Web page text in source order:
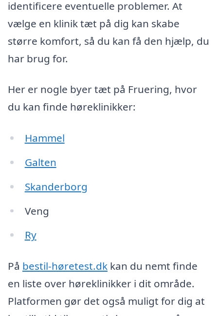
identificere eventuelle problemer. At
vælge en klinik tæt på dig kan skabe
større komfort, så du kan få den hjælp, du
har brug for.
Her er nogle byer tæt på Fruering, hvor
du kan finde høreklinikker:
Hammel
Galten
Skanderborg
Veng
Ry
På bestil-høretest.dk kan du nemt finde
en liste over høreklinikker i dit område.
Platformen gør det også muligt for dig at